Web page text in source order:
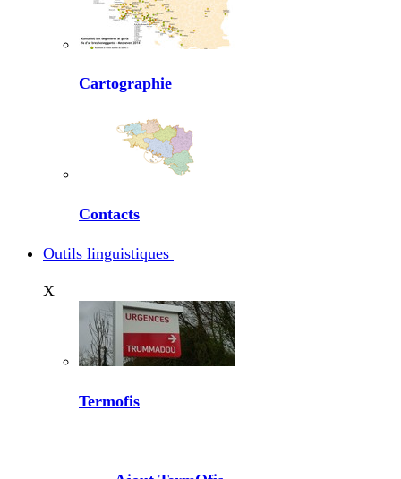
Cartographie
Contacts
Outils linguistiques
X
Termofis